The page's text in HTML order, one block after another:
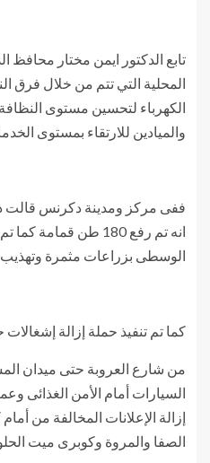
تابع الدكتور ايمن مختار محافظ
المحلية التي تتم من خلال فرق
الكهرباء لتحسين مستوى
والميادين للارتقاء بمستوى
ففى مركز ومدينة دكرنس قالت
انه تم رفع 180 طن
الوسطى بزراعات مثمرة وتهذيب
كما تم تنفيذ حملة إزالة
من شارع العروبة حتى ميدان
السيارات أمام الأمن الغذائى
إزالة الإعلانات المخالفة من
الصفا والمروة وكوبرى ميت